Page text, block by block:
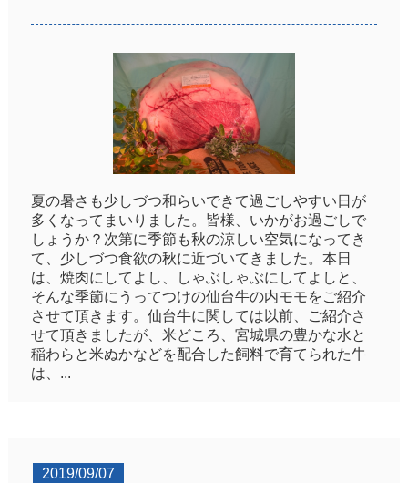
夏の暑さも少しづつ和らいできて過ごしやすい日が
多くなってまいりました。皆様、いかがお過ごしで
しょうか？次第に季節も秋の涼しい空気になってき
て、少しづつ食欲の秋に近づいてきました。本日
は、焼肉にしてよし、しゃぶしゃぶにしてよしと、
そんな季節にうってつけの仙台牛の内モモをご紹介
させて頂きます。仙台牛に関しては以前、ご紹介さ
せて頂きましたが、米どころ、宮城県の豊かな水と
稲わらと米ぬかなどを配合した飼料で育てられた牛
は、...
2019/09/07